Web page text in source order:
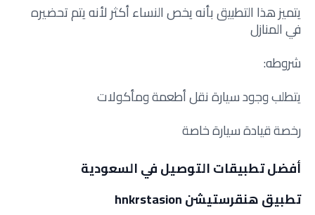
يتميز هذا التطبيق بأنه يخص النساء أكثر لأنه يتم تحضيره
في المنازل
شروطه:
يتطلب وجود سيارة نقل أطعمة ومأكولات
رخصة قيادة سيارة خاصة
أفضل تطبيقات التوصيل في السعودية
تطبيق هنقرستيشن hnkrstasion